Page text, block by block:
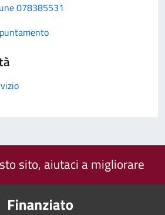
078385531
sito, aiutaci a migliorare